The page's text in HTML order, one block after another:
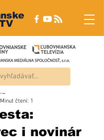
i novinár
Minut čtení: 1